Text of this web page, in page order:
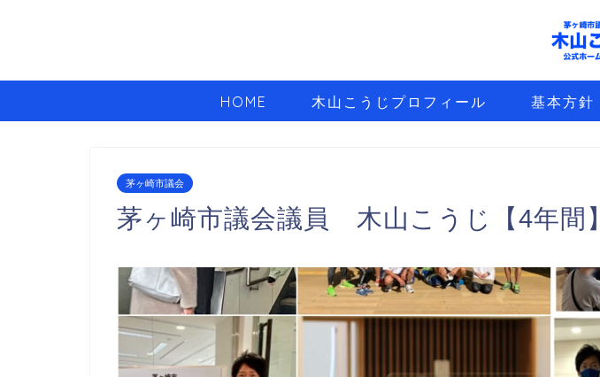
HOME 木山こうじプロフィール 基本方針
茅ヶ崎市議会
茅ヶ崎市議会議員 木山こうじ【4年間】